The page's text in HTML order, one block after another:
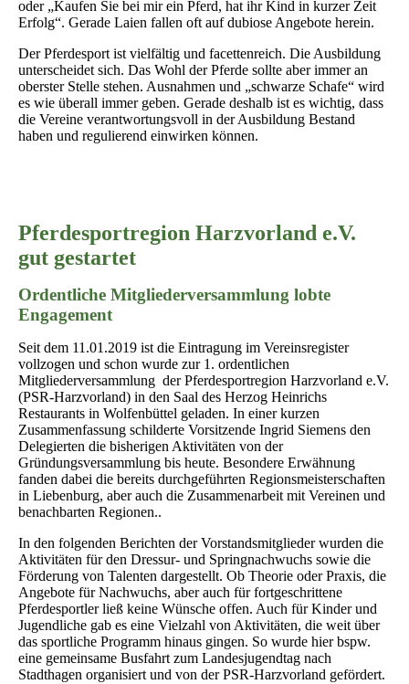
oder „Kaufen Sie bei mir ein Pferd, hat ihr Kind in kurzer Zeit
Erfolg“. Gerade Laien fallen oft auf dubiose Angebote herein.
Der Pferdesport ist vielfältig und facettenreich. Die Ausbildung
unterscheidet sich. Das Wohl der Pferde sollte aber immer an
oberster Stelle stehen. Ausnahmen und „schwarze Schafe“ wird
es wie überall immer geben. Gerade deshalb ist es wichtig, dass
die Vereine verantwortungsvoll in der Ausbildung Bestand
haben und regulierend einwirken können.
Pferdesportregion Harzvorland e.V.
gut gestartet
Ordentliche Mitgliederversammlung lobte
Engagement
Seit dem 11.01.2019 ist die Eintragung im Vereinsregister
vollzogen und schon wurde zur 1. ordentlichen
Mitgliederversammlung der Pferdesportregion Harzvorland e.V.
(PSR-Harzvorland) in den Saal des Herzog Heinrichs
Restaurants in Wolfenbüttel geladen. In einer kurzen
Zusammenfassung schilderte Vorsitzende Ingrid Siemens den
Delegierten die bisherigen Aktivitäten von der
Gründungsversammlung bis heute. Besondere Erwähnung
fanden dabei die bereits durchgeführten Regionsmeisterschaften
in Liebenburg, aber auch die Zusammenarbeit mit Vereinen und
benachbarten Regionen..
In den folgenden Berichten der Vorstandsmitglieder wurden die
Aktivitäten für den Dressur- und Springnachwuchs sowie die
Förderung von Talenten dargestellt. Ob Theorie oder Praxis, die
Angebote für Nachwuchs, aber auch für fortgeschrittene
Pferdesportler ließ keine Wünsche offen. Auch für Kinder und
Jugendliche gab es eine Vielzahl von Aktivitäten, die weit über
das sportliche Programm hinaus gingen. So wurde hier bspw.
eine gemeinsame Busfahrt zum Landesjugendtag nach
Stadthagen organisiert und von der PSR-Harzvorland gefördert.